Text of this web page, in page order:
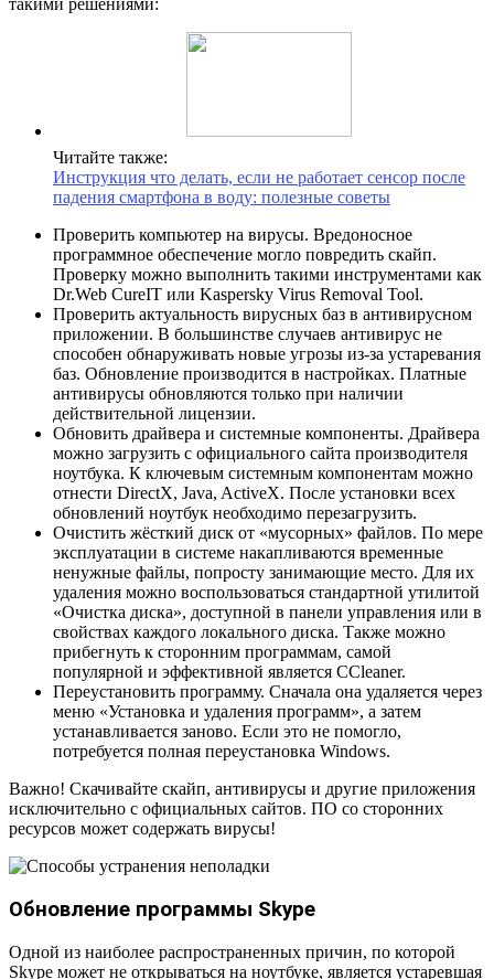
такими решениями:
Читайте также:
Инструкция что делать, если не работает сенсор после
падения смартфона в воду: полезные советы
Проверить компьютер на вирусы. Вредоносное
программное обеспечение могло повредить скайп.
Проверку можно выполнить такими инструментами как
Dr.Web CureIT или Kaspersky Virus Removal Tool.
Проверить актуальность вирусных баз в антивирусном
приложении. В большинстве случаев антивирус не
способен обнаруживать новые угрозы из-за устаревания
баз. Обновление производится в настройках. Платные
антивирусы обновляются только при наличии
действительной лицензии.
Обновить драйвера и системные компоненты. Драйвера
можно загрузить с официального сайта производителя
ноутбука. К ключевым системным компонентам можно
отнести DirectX, Java, ActiveX. После установки всех
обновлений ноутбук необходимо перезагрузить.
Очистить жёсткий диск от «мусорных» файлов. По мере
эксплуатации в системе накапливаются временные
ненужные файлы, попросту занимающие место. Для их
удаления можно воспользоваться стандартной утилитой
«Очистка диска», доступной в панели управления или в
свойствах каждого локального диска. Также можно
прибегнуть к сторонним программам, самой
популярной и эффективной является CCleaner.
Переустановить программу. Сначала она удаляется через
меню «Установка и удаления программ», а затем
устанавливается заново. Если это не помогло,
потребуется полная переустановка Windows.
Важно! Скачивайте скайп, антивирусы и другие приложения
исключительно с официальных сайтов. ПО со сторонних
ресурсов может содержать вирусы!
Обновление программы Skype
Одной из наиболее распространенных причин, по которой
Skype может не открываться на ноутбуке, является устаревшая